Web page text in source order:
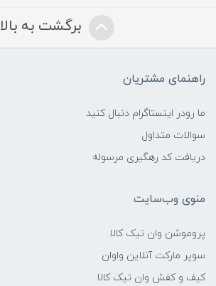
برگشت به بالا
راهنمای مشتریان
ما رودر اینستاگرام دنبال کنید
سوالات متداول
دریافت کد رهگیری مرسوله
منوی وب‌سایت
پروموشن وان تیک کالا
سوپر مارکت آنلاین واوان
کیف و کفش وان تیک کالا